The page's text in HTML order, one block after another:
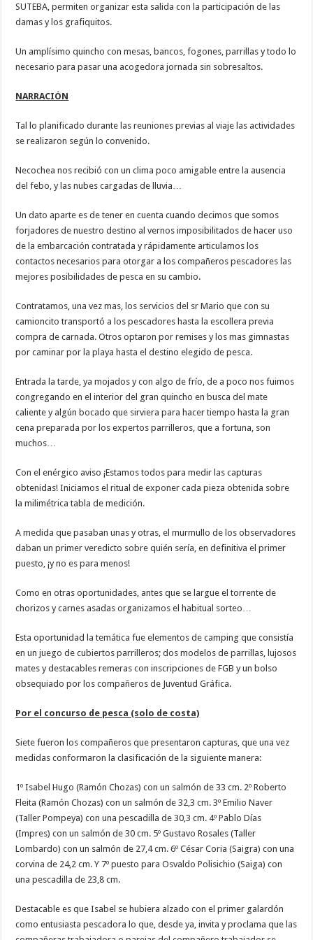
SUTEBA, permiten organizar esta salida con la participación de las
damas y los grafiquitos.
Un amplísimo quincho con mesas, bancos, fogones, parrillas y todo lo
necesario para pasar una acogedora jornada sin sobresaltos.
NARRACIÓN
Tal lo planificado durante las reuniones previas al viaje las actividades
se realizaron según lo convenido.
Necochea nos recibió con un clima poco amigable entre la ausencia
del febo, y las nubes cargadas de lluvia…
Un dato aparte es de tener en cuenta cuando decimos que somos
forjadores de nuestro destino al vernos imposibilitados de hacer uso
de la embarcación contratada y rápidamente articulamos los
contactos necesarios para otorgar a los compañeros pescadores las
mejores posibilidades de pesca en su cambio.
Contratamos, una vez mas, los servicios del sr Mario que con su
camioncito transportó a los pescadores hasta la escollera previa
compra de carnada. Otros optaron por remises y los mas gimnastas
por caminar por la playa hasta el destino elegido de pesca.
Entrada la tarde, ya mojados y con algo de frío, de a poco nos fuimos
congregando en el interior del gran quincho en busca del mate
caliente y algún bocado que sirviera para hacer tiempo hasta la gran
cena preparada por los expertos parrilleros, que a fortuna, son
muchos…
Con el enérgico aviso ¡Estamos todos para medir las capturas
obtenidas! Iniciamos el ritual de exponer cada pieza obtenida sobre
la milimétrica tabla de medición.
A medida que pasaban unas y otras, el murmullo de los observadores
daban un primer veredicto sobre quién sería, en definitiva el primer
puesto, ¡y no es para menos!
Como en otras oportunidades, antes que se largue el torrente de
chorizos y carnes asadas organizamos el habitual sorteo…
Esta oportunidad la temática fue elementos de camping que consistía
en un juego de cubiertos parrilleros; dos modelos de parrillas, lujosos
mates y destacables remeras con inscripciones de FGB y un bolso
obsequiado por los compañeros de Juventud Gráfica.
Por el concurso de pesca (solo de costa)
Siete fueron los compañeros que presentaron capturas, que una vez
medidas conformaron la clasificación de la siguiente manera:
1º Isabel Hugo (Ramón Chozas) con un salmón de 33 cm. 2º Roberto
Fleita (Ramón Chozas) con un salmón de 32,3 cm. 3º Emilio Naver
(Taller Pompeya) con una pescadilla de 30,3 cm. 4º Pablo Días
(Impres) con un salmón de 30 cm. 5º Gustavo Rosales (Taller
Lombardo) con un salmón de 27,4 cm. 6º César Coria (Saigra) con una
corvina de 24,2 cm. Y 7º puesto para Osvaldo Polisichio (Saiga) con
una pescadilla de 23,8 cm.
Destacable es que Isabel se hubiera alzado con el primer galardón
como entusiasta pescadora lo que, desde ya, invita y proclama que las